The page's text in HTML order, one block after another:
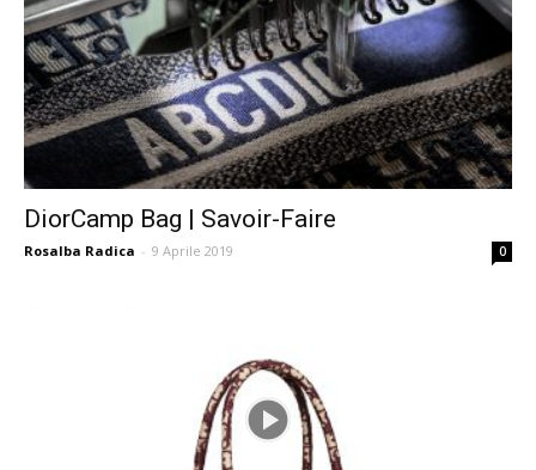
DiorCamp Bag | Savoir-Faire
Rosalba Radica - 9 Aprile 2019 0